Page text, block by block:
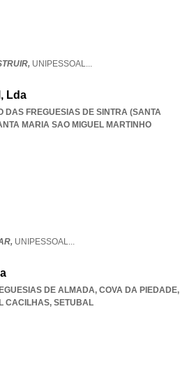
UNIPESSOAL...
Lda
DAS FREGUESIAS DE SINTRA (SANTA
MARIA SAO MIGUEL MARTINHO
UNIPESSOAL...
DE ALMADA, COVA DA PIEDADE,
CACILHAS, SETUBAL